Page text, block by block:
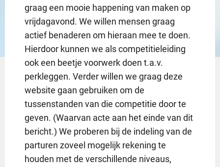
graag een mooie happening van maken op
vrijdagavond. We willen mensen graag
actief benaderen om hieraan mee te doen.
Hierdoor kunnen we als competitieleiding
ook een beetje voorwerk doen t.a.v.
perkleggen. Verder willen we graag deze
website gaan gebruiken om de
tussenstanden van die competitie door te
geven. (Waarvan acte aan het einde van dit
bericht.) We proberen bij de indeling van de
parturen zoveel mogelijk rekening te
houden met de verschillende niveaus,